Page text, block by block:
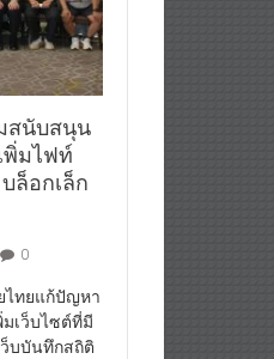
สนับสนุน
พิ่มไฟท์
ล็อกเล็ก
0
ทยแก้ปัญหา
มเว็บไซต์ที่มี
ว็บบันทึกสถิติ